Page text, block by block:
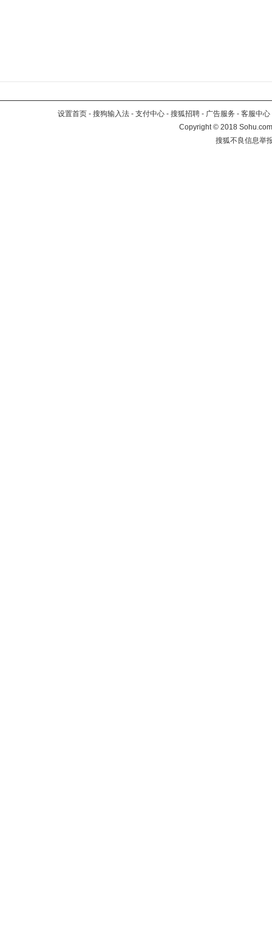
设置首页 - 搜狗输入法 - 支付中心 - 搜狐招聘 - 广告服务 - 客服中心
Copyright©2018
搜狐不良信息举